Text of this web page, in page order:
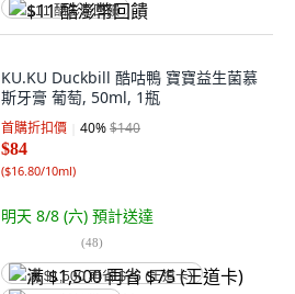
$11 酷澎幣回饋
KU.KU Duckbill 酷咕鴨 寶寶益生菌慕
斯牙膏 葡萄, 50ml, 1瓶
首購折扣價 40%$140
$84
($16.80/10ml)
明天 8/8 (六) 預計送達
(48)
满 $1,500 再省 $75 (王道卡)